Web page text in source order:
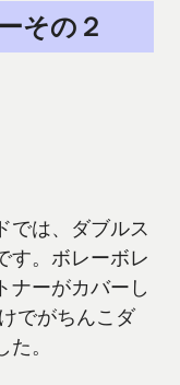
その２
では、ダブルス
す。ボレーボレ
ナーがカバーし
でがちんこダ
。